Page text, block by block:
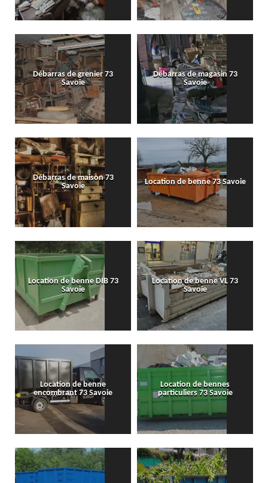
Débarras de grenier 73
Savoie
Débarras de magasin 73
Savoie
Débarras de maison 73
Savoie
Location de benne 73 Savoie
Location de benne DIB 73
Savoie
Location de benne VL 73
Savoie
Location de benne
encombrant 73 Savoie
Location de bennes
particuliers 73 Savoie